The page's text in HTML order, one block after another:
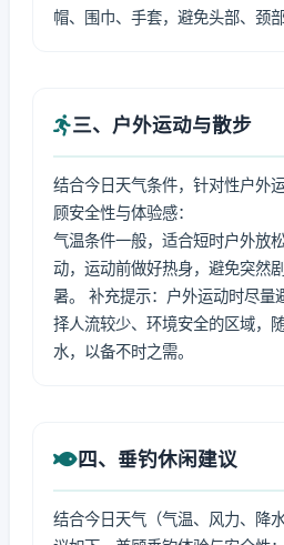
帽、围巾、手套，避免头部、颈
三、户外运动与散步
结合今日天气条件，针对性户外
顾安全性与体验感：
气温条件一般，适合短时户外放
动，运动前做好热身，避免突然
暑。 补充提示：户外运动时尽量
择人流较少、环境安全的区域，
水，以备不时之需。
四、垂钓休闲建议
结合今日天气（气温、风力、降